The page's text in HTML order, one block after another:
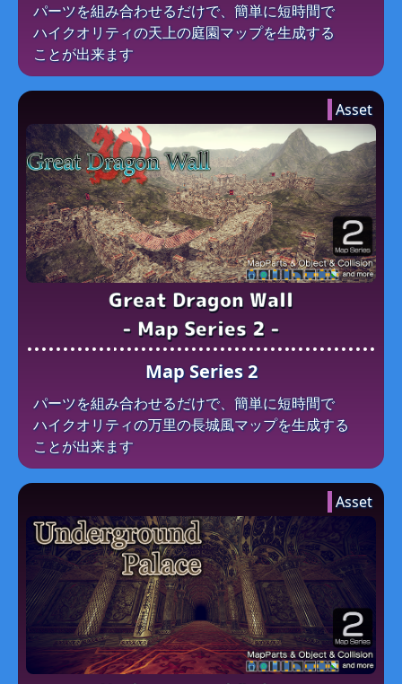
パーツを​組み合わせるだけで、​簡単に​短時間で​
ハイクオリティの​天上の​庭園マップを​生成する​
ことが​出来ます
Asset
Great Dragon Wall
- Map Series 2 -
Map Series 2
パーツを​組み合わせるだけで、​簡単に​短時間で​
ハイクオリティの​万里の​長城風マップを​生成する​
ことが​出来ます
Asset